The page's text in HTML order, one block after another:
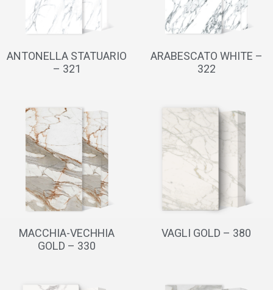
ARABESCATO WHITE –
322
ANTONELLA STATUARIO
– 321
VAGLI GOLD – 380
MACCHIA-VECHHIA
GOLD – 330